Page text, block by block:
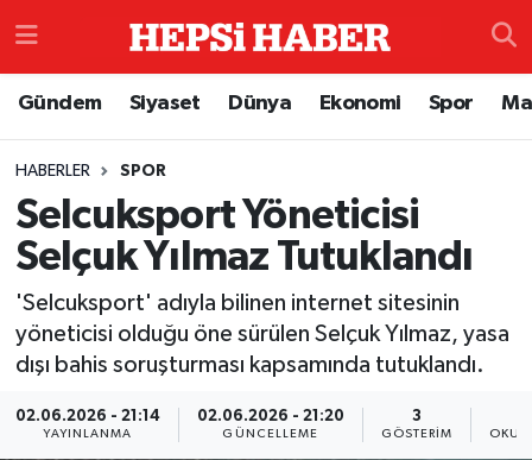
Gündem Siyaset Dünya Ekonomi Spor
HABERLER SPOR
Selcuksport Yöneticisi
Selçuk Yılmaz Tutuklandı
'Selcuksport' adıyla bilinen internet sitesinin
yöneticisi olduğu öne sürülen Selçuk Yılmaz, yasa
dışı bahis soruşturması kapsamında tutuklandı.
02.06.2026 - 21:14
YAYINLANMA
02.06.2026 - 21:20
GÜNCELLEME
3
GÖSTERIM
Çevre
Dünya
Eğitim
İzmir Namaz Vakitleri
İstanbul Trafik Yoğunluk Haritası
Süper Lig Puan Durumu ve Fikstür